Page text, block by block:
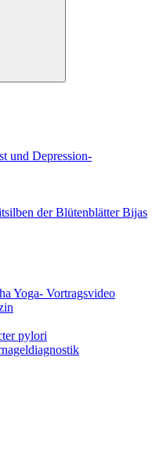
und Depression-
der Blütenblätter Bijas
Yoga- Vortragsvideo
pylori